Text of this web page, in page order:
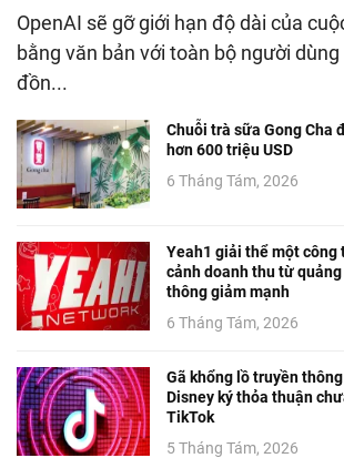
OpenAI sẽ gỡ giới hạn độ dài của
bằng văn bản với toàn bộ người dùng
đồn...
Chuỗi trà sữa Gong Cha
hơn 600 triệu USD
6 Tháng Tám, 2026
Yeah1 giải thể một công
cảnh doanh thu từ
thông giảm mạnh
6 Tháng Tám, 2026
Gã khổng lồ truyền
Disney ký thỏa thuận
TikTok
5 Tháng Tám, 2026